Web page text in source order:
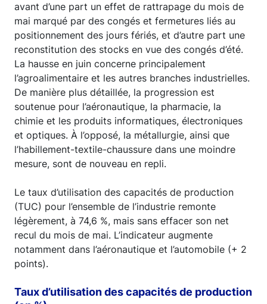
avant d’une part un effet de rattrapage du mois de
mai marqué par des congés et fermetures liés au
positionnement des jours fériés, et d’autre part une
reconstitution des stocks en vue des congés d’été.
La hausse en juin concerne principalement
l’agroalimentaire et les autres branches industrielles.
De manière plus détaillée, la progression est
soutenue pour l’aéronautique, la pharmacie, la
chimie et les produits informatiques, électroniques
et optiques. À l’opposé, la métallurgie, ainsi que
l’habillement-textile-chaussure dans une moindre
mesure, sont de nouveau en repli.
Le taux d’utilisation des capacités de production
(TUC) pour l’ensemble de l’industrie remonte
légèrement, à 74,6 %, mais sans effacer son net
recul du mois de mai. L’indicateur augmente
notamment dans l’aéronautique et l’automobile (+ 2
points).
Taux d’utilisation des capacités de production